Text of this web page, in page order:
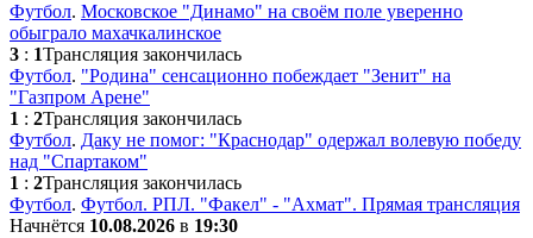
Футбол. Московское "Динамо" на своём поле уверенно
обыграло махачкалинское
3 : 1Трансляция закончилась
Футбол. "Родина" сенсационно побеждает "Зенит" на
"Газпром Арене"
1 : 2Трансляция закончилась
Футбол. Даку не помог: "Краснодар" одержал волевую победу
над "Спартаком"
1 : 2Трансляция закончилась
Футбол. Футбол. РПЛ. "Факел" - "Ахмат". Прямая трансляция
Начнётся 10.08.2026 в 19:30